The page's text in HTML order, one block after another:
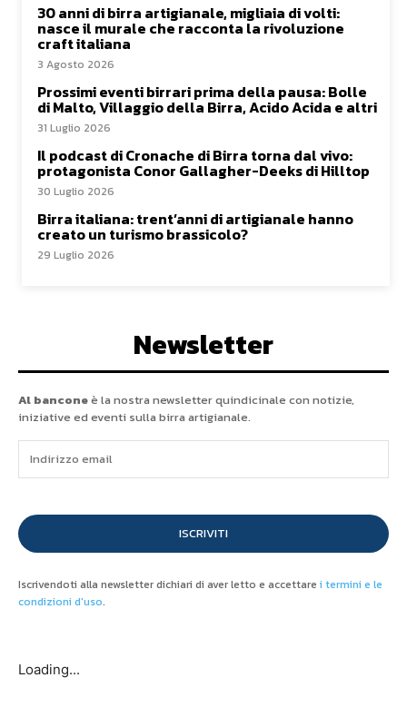
30 anni di birra artigianale, migliaia di volti:
nasce il murale che racconta la rivoluzione
craft italiana
3 Agosto 2026
Prossimi eventi birrari prima della pausa: Bolle
di Malto, Villaggio della Birra, Acido Acida e altri
31 Luglio 2026
Il podcast di Cronache di Birra torna dal vivo:
protagonista Conor Gallagher-Deeks di Hilltop
30 Luglio 2026
Birra italiana: trent’anni di artigianale hanno
creato un turismo brassicolo?
29 Luglio 2026
Newsletter
Al banconeè la nostra newsletter quindicinale con notizie,
iniziative ed eventi sulla birra artigianale.
ISCRIVITI
Iscrivendoti alla newsletter dichiari di aver letto e accettare i termini e le
condizioni d'uso.
Loading...